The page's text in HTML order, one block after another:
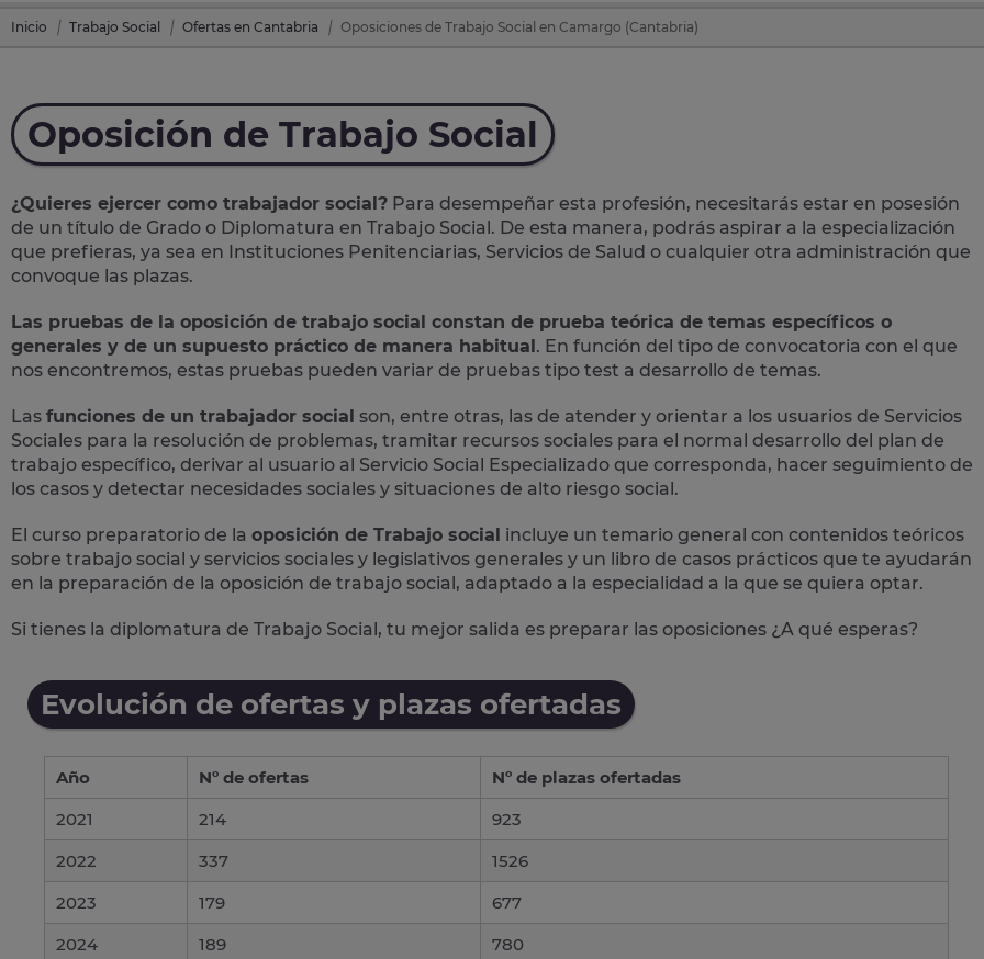
Inicio Trabajo Social Ofertas en Cantabria Oposiciones de Trabajo Social en Camargo (Cantabria)
Oposición de Trabajo Social
¿Quieres ejercer como trabajador social? Para desempeñar esta profesión, necesitarás estar en posesión
de un título de Grado o Diplomatura en Trabajo Social. De esta manera, podrás aspirar a la especialización
que prefieras, ya sea en Instituciones Penitenciarias, Servicios de Salud o cualquier otra administración que
convoque las plazas.
Las pruebas de la oposición de trabajo social constan de prueba teórica de temas específicos o
generales y de un supuesto práctico de manera habitual. En función del tipo de convocatoria con el que
nos encontremos, estas pruebas pueden variar de pruebas tipo test a desarrollo de temas.
Las funciones de un trabajador social son, entre otras, las de atender y orientar a los usuarios de Servicios
Sociales para la resolución de problemas, tramitar recursos sociales para el normal desarrollo del plan de
trabajo específico, derivar al usuario al Servicio Social Especializado que corresponda, hacer seguimiento de
los casos y detectar necesidades sociales y situaciones de alto riesgo social.
El curso preparatorio de la oposición de Trabajo social incluye un temario general con contenidos teóricos
sobre trabajo social y servicios sociales y legislativos generales y un libro de casos prácticos que te ayudarán
en la preparación de la oposición de trabajo social, adaptado a la especialidad a la que se quiera optar.
Si tienes la diplomatura de Trabajo Social, tu mejor salida es preparar las oposiciones ¿A qué esperas?
Evolución de ofertas y plazas ofertadas
Año Nº de ofertas
Nº de plazas ofertadas
2021
214
923
2022
337
1526
2023
179
677
2024
189
780